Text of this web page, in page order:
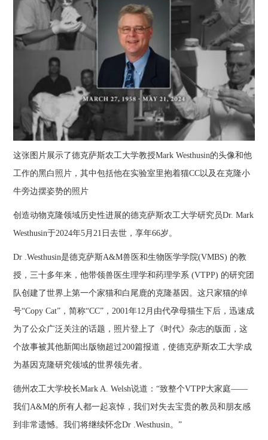
这张图片展示了德克萨斯农工大学教授Mark Westhusin的头像和他
工作的黑白照片，其中包括他在实验室里抱着猫CC以及在克隆小
牛旁边摆姿势的照片
创造动物克隆领域历史性进展的德克萨斯农工大学研究员Dr. Mark
Westhusin于2024年5月21日去世，享年66岁。
Dr .Westhusin是德克萨斯A&M兽医和生物医学学院(VMBS) 的教
授，三十多年来，他带领兽医生理学和药理学系 (VTPP) 的研究团
队创建了世界上第一个家猫和白尾鹿的克隆基因。这只家猫的绰
号“Copy Cat”，简称“CC”，2001年12月由代孕母猫生下后，迅速成
为了公众广泛关注的话题，照片登上了《时代》杂志的版面，这
个故事被其他新闻出版物超过200篇报道，使德克萨斯农工大学成
为基因克隆研究领域的世界领先者。
德州农工大学校长Mark A. Welsh说道：“致整个VTPP大家庭——
我们A&M的所有人都一起哀悼，我们对失去宝贵的教员和朋友感
到非常遗憾。我们将继续怀念Dr .Westhusin。”